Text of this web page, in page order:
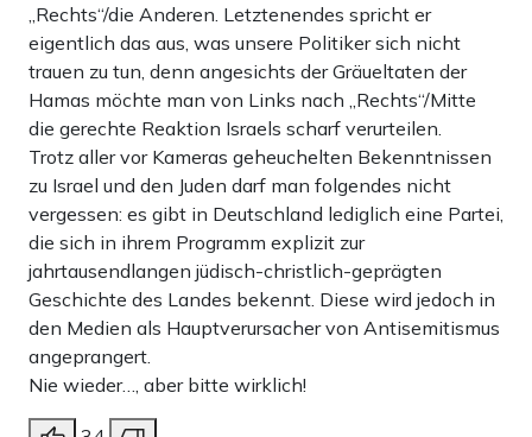
„Rechts“/die Anderen. Letztenendes spricht er
eigentlich das aus, was unsere Politiker sich nicht
trauen zu tun, denn angesichts der Gräueltaten der
Hamas möchte man von Links nach „Rechts“/Mitte
die gerechte Reaktion Israels scharf verurteilen.
Trotz aller vor Kameras geheuchelten Bekenntnissen
zu Israel und den Juden darf man folgendes nicht
vergessen: es gibt in Deutschland lediglich eine Partei,
die sich in ihrem Programm explizit zur
jahrtausendlangen jüdisch-christlich-geprägten
Geschichte des Landes bekennt. Diese wird jedoch in
den Medien als Hauptverursacher von Antisemitismus
angeprangert.
Nie wieder…, aber bitte wirklich!